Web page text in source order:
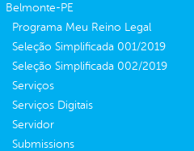
Belmonte-PE
Programa Meu Reino Legal
Seleção Simplificada 001/2019
Seleção Simplificada 002/2019
Serviços
Serviços Digitais
Servidor
Submissions